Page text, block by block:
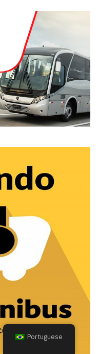
Portuguese